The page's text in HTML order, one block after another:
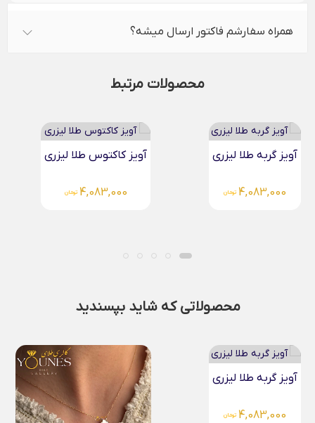
همراه سفارشم فاکتور ارسال میشه؟
محصولات مرتبط
آویز کاکتوس طلا لیزری
4,083,000
آویز صدف طلا لیزری
4,083,000 تومان
محصولاتی که شاید بپسندید
دستبند قلب لاو (...